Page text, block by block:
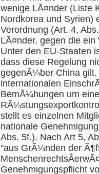
wenige LÃ¤nder (Liste
Nordkorea und Syrien)
Verordnung (Art. 4,
LÃ¤nder, gegen die
Unter den EU-Staaten
dass diese Regelung
gegenÃ¼ber China
internationalen
BemÃ¼hungen um
stellt es einzelnen
nationale
Abs. 5f.). Nach Art 5,
"aus GrÃ¼nden der
Genehmigungspflicht